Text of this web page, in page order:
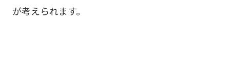
が考えられます。